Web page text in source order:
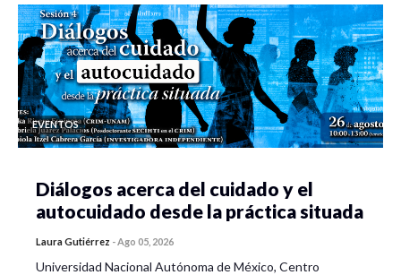
EVENTOS
Diálogos acerca del cuidado y el
autocuidado desde la práctica situada
Laura Gutiérrez -Ago 05, 2026
Universidad Nacional Autónoma de México, Centro